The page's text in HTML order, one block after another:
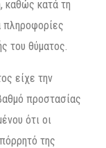
καθώς κατά τη
πληροφορίες
του θύματος.
είχε την
προστασίας
ότι οι
της